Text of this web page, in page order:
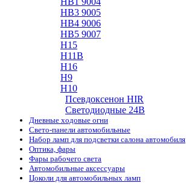
HB3 9005
HB4 9006
HB5 9007
H15
H11B
H16
H9
H10
Псевдоксенон HIR
Cветодиодные 24B
Дневные ходовые огни
Свето-панели автомобильные
Набор ламп для подсветки салона автомобиля
Оптика, фары
Фары рабочего света
Автомобильные аксессуары
Цоколи для автомобильных ламп